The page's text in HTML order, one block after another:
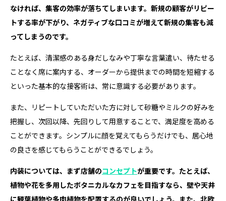
なければ、集客の効率が落ちてしまいます。新規の顧客がリピー
トする率が下がり、ネガティブな口コミが増えて新規の集客も減
ってしまうのです。
たとえば、清潔感のある身だしなみや丁寧な言葉遣い、待たせる
ことなく席に案内する、オーダーから提供までの時間を短縮する
といった基本的な接客術は、常に意識する必要があります。
また、リピートしていただいた方に対して砂糖やミルクの好みを
把握し、次回以降、先回りして用意することで、満足度を高める
ことができます。シンプルに顔を覚えてもらうだけでも、居心地
の良さを感じてもらうことができるでしょう。
内装については、まず店舗のコンセプトが重要です。たとえば、
植物や花を多用したボタニカルなカフェを目指すなら、壁や天井